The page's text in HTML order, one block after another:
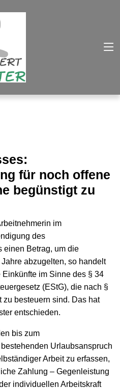
für noch offene
begünstigt zu
im
des
einen Betrag, um die
abzugelten, so handelt
im Sinne des § 34
(EStG), die nach §
zu besteuern sind. Das hat
entschieden.
bis zum
Urlaubsanspruch
Arbeit zu erfassen,
Zahlung – Gegenleistung
individuellen Arbeitskraft